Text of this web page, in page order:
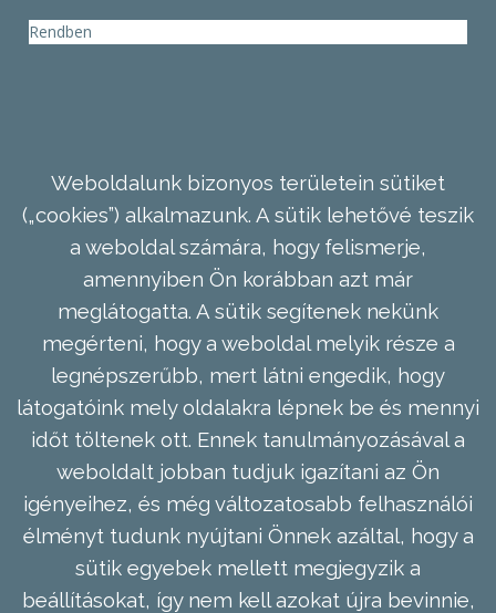
Rendben
Weboldalunk bizonyos területein sütiket
(„cookies”) alkalmazunk. A sütik lehetővé teszik
a weboldal számára, hogy felismerje,
amennyiben Ön korábban azt már
meglátogatta. A sütik segítenek nekünk
megérteni, hogy a weboldal melyik része a
legnépszerűbb, mert látni engedik, hogy
látogatóink mely oldalakra lépnek be és mennyi
időt töltenek ott. Ennek tanulmányozásával a
weboldalt jobban tudjuk igazítani az Ön
igényeihez, és még változatosabb felhasználói
élményt tudunk nyújtani Önnek azáltal, hogy a
sütik egyebek mellett megjegyzik a
beállításokat, így nem kell azokat újra bevinnie,